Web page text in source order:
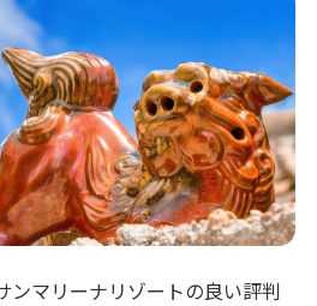
ンマリーナリゾートの良い評判